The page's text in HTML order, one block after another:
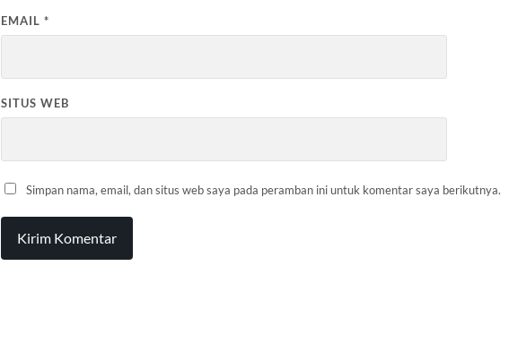
EMAIL *
SITUS WEB
Simpan nama, email, dan situs web saya pada peramban ini untuk komentar saya berikutnya.